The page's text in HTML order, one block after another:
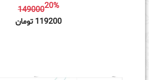
14900020%
119200 تومان